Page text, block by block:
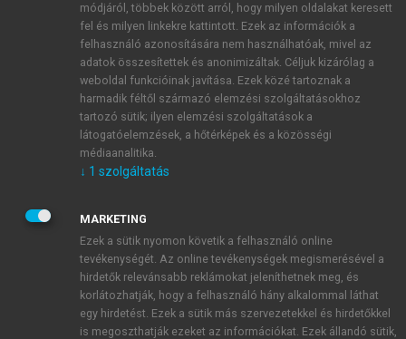
ÚJ FIÓK LÉTREHOZÁSA
1 óra díjmentes hozzáférés
E-MAIL-CÍM
JELSZÓ
JELSZÓ ÚJRA
módjáról, többek között arról, hogy milyen oldalakat keresett
fel és milyen linkekre kattintott. Ezek az információk a
felhasználó azonosítására nem használhatóak, mivel az
adatok összesítettek és anonimizáltak. Céljuk kizárólag a
weboldal funkcióinak javítása. Ezek közé tartoznak a
harmadik féltől származó elemzési szolgáltatásokhoz
tartozó sütik; ilyen elemzési szolgáltatások a
látogatóelemzések, a hőtérképek és a közösségi
médiaanalitika.
↓ 1 szolgáltatás
MARKETING
Ezek a sütik nyomon követik a felhasználó online
tevékenységét. Az online tevékenységek megismerésével a
hirdetők relevánsabb reklámokat jeleníthetnek meg, és
korlátozhatják, hogy a felhasználó hány alkalommal láthat
egy hirdetést. Ezek a sütik más szervezetekkel és hirdetőkkel
is megoszthatják ezeket az információkat. Ezek állandó sütik,